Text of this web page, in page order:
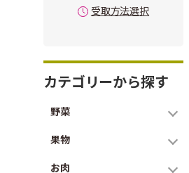
受取方法選択
カテゴリーから探す
野菜
果物
お肉